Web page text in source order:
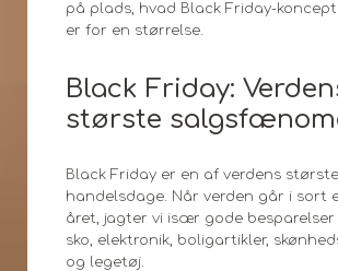
på plads, hvad Black Friday-
er for en størrelse.
Black Friday:
største
Black Friday er en af verdens største
handelsdage. Når verden går i sort
året, jagter vi især gode
sko, elektronik, boligartikler,
og legetøj.